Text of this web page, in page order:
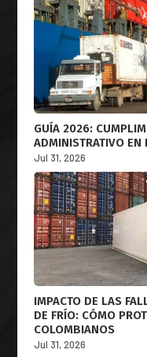
GUÍA 2026:
ADMINISTRATIVO EN
Jul 31, 2026
IMPACTO DE LAS
DE FRÍO: CÓMO
COLOMBIANOS
Jul 31, 2026